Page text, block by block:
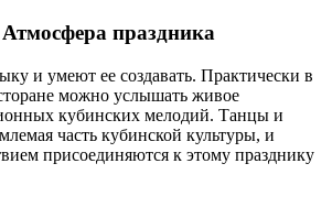
праздника
и умеют ее создавать. Практически в
можно услышать живое
кубинских мелодий. Танцы и
часть кубинской культуры, и
присоединяются к этому празднику